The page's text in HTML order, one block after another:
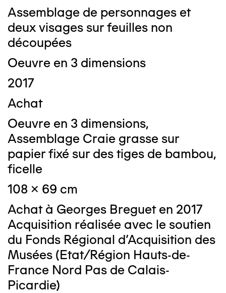
Assemblage de personnages et
deux visages sur feuilles non
découpées
Oeuvre en 3 dimensions
2017
Achat
Oeuvre en 3 dimensions,
Assemblage Craie grasse sur
papier fixé sur des tiges de bambou,
ficelle
108 x 69 cm
Achat à Georges Breguet en 2017
Acquisition réalisée avec le soutien
du Fonds Régional d’Acquisition des
Musées (Etat/Région Hauts-de-
France Nord Pas de Calais-
Picardie)